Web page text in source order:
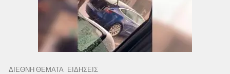
ΔΙΕΘΝΗ ΘΕΜΑΤΑ ΕΙΔΗΣΕΙΣ